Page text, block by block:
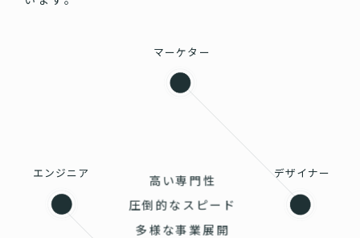
マーケター
デザイナー
エンジニア
高い専門性
圧倒的なスピード
多様な事業展開